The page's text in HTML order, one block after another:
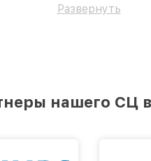
Развернуть
нашего СЦ